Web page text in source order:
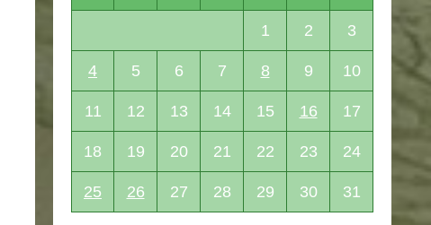
1 2 3
4 5 6 7 8 9 10
11 12 13 14 15 16 17
18 19 20 21 22 23 24
25 26 27 28 29 30 31